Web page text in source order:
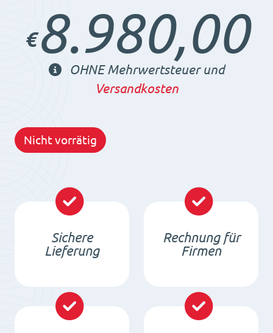
€8.980,00
OHNE Mehrwertsteuer und
Versandkosten
Nicht vorrätig
Sichere
Lieferung
Rechnung für
Firmen